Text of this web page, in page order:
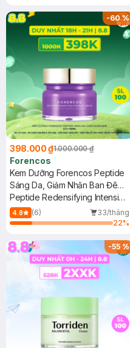
-60%
398.000 ₫1.000.000 ₫
Forencos
Kem Dưỡng Forencos Peptide
Sáng Da, Giảm Nhăn Ban Đêm
50ml
Peptide Redensifying Intensive
Cream
4.8 (6)
33/tháng
22%
-55%